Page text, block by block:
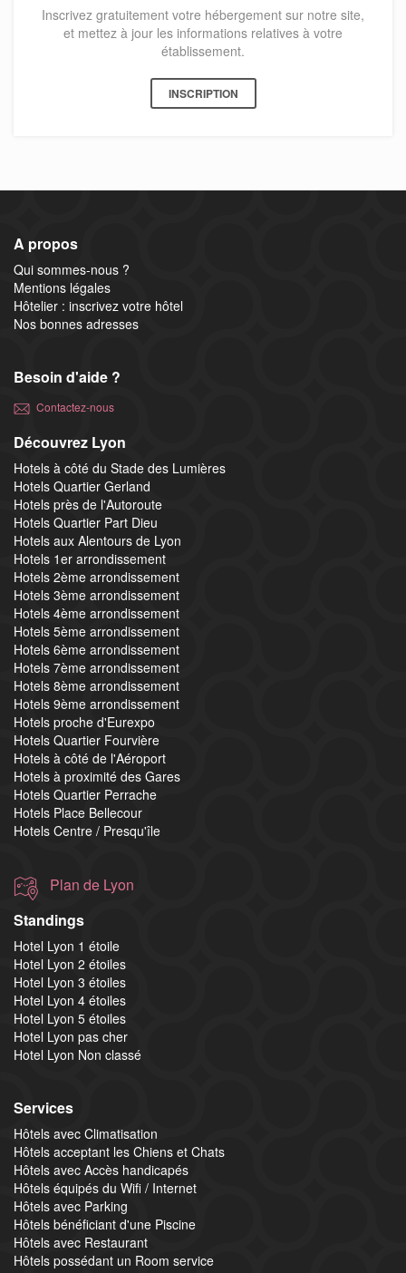
Inscrivez gratuitement votre hébergement sur notre site,
et mettez à jour les informations relatives à votre
établissement.
INSCRIPTION
A propos
Qui sommes-nous ?
Mentions légales
Hôtelier : inscrivez votre hôtel
Nos bonnes adresses
Besoin d'aide ?
Contactez-nous
Découvrez Lyon
Hotels à côté du Stade des Lumières
Hotels Quartier Gerland
Hotels près de l'Autoroute
Hotels Quartier Part Dieu
Hotels aux Alentours de Lyon
Hotels 1er arrondissement
Hotels 2ème arrondissement
Hotels 3ème arrondissement
Hotels 4ème arrondissement
Hotels 5ème arrondissement
Hotels 6ème arrondissement
Hotels 7ème arrondissement
Hotels 8ème arrondissement
Hotels 9ème arrondissement
Hotels proche d'Eurexpo
Hotels Quartier Fourvière
Hotels à côté de l'Aéroport
Hotels à proximité des Gares
Hotels Quartier Perrache
Hotels Place Bellecour
Hotels Centre / Presqu'île
Plan de Lyon
Standings
Hotel Lyon 1 étoile
Hotel Lyon 2 étoiles
Hotel Lyon 3 étoiles
Hotel Lyon 4 étoiles
Hotel Lyon 5 étoiles
Hotel Lyon pas cher
Hotel Lyon Non classé
Services
Hôtels avec Climatisation
Hôtels acceptant les Chiens et Chats
Hôtels avec Accès handicapés
Hôtels équipés du Wifi / Internet
Hôtels avec Parking
Hôtels bénéficiant d'une Piscine
Hôtels avec Restaurant
Hôtels possédant un Room service